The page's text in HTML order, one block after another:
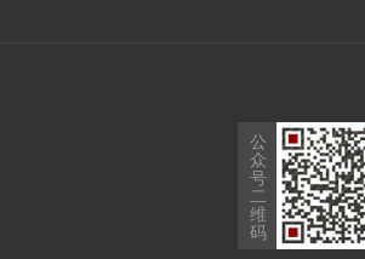
公
众
号
二
维
码